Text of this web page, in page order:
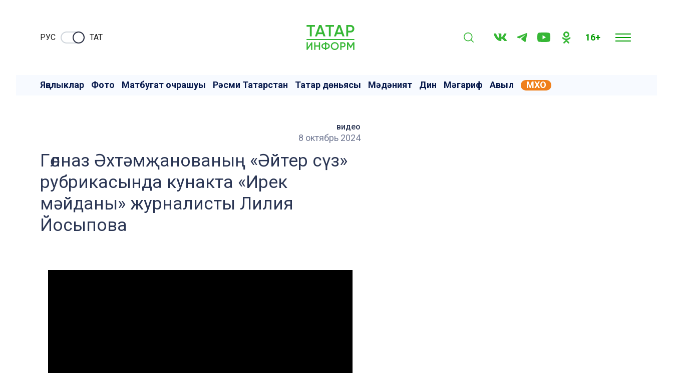
РУC ТАТ 16+
Яңалыклар Фото Матбугат очрашуы Рәсми Татарстан Татар дөньясы Мәдәният Дин Мәгариф Авыл МХО
видео
8 октябрь 2024
Гөлназ Әхтәмҗанованың «Әйтер сүз»
рубрикасында кунакта «Ирек
мәйданы» журналисты Лилия
Йосыпова